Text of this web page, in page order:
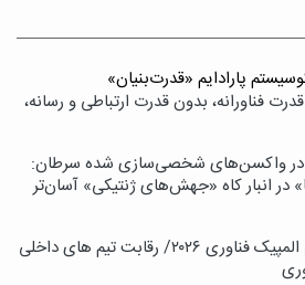
پارادایم «قدرت‌بنیان»
فناورانه، بدون قدرت ارتباطی و رسانه،
واکسن‌های شخصی‌سازی شده سرطان:
در انبار کاه «جهش‌های ژنتیکی» آسان‌تر
پردیس در تدارک میزبانی المپیک فناوری ۲۰۲۶/ رقابت تیم های داخلی